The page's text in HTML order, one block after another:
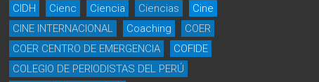
CIDH
Cienc Ciencia Ciencias
Cine
CINE INTERNACIONAL
Coaching
COER
COER CENTRO DE EMERGENCIA
COFIDE
COLEGIO DE PERIODISTAS DEL PERÚ